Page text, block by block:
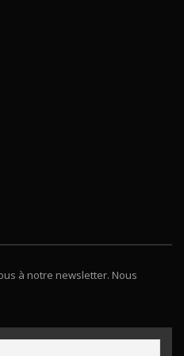
à notre newsletter. Nous